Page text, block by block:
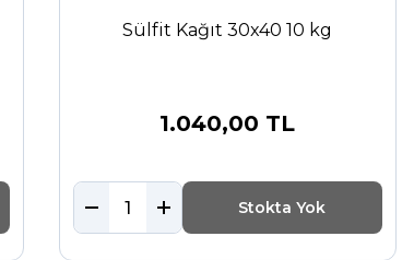
Sülfit Kağıt 30x40 10 kg
1.040,00 TL
Stokta Yok